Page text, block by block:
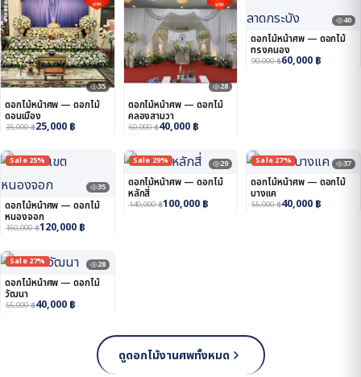
35
ดอกไม้หน้าศพ — ดอกไม้
ดอนเมือง
35,000฿25,000 ฿
28
ดอกไม้หน้าศพ — ดอกไม้
คลองสามวา
60,000฿40,000 ฿
40
ดอกไม้หน้าศพ — ดอกไม้
ทรงคนอง
90,000฿60,000 ฿
Sale 25%
35
ดอกไม้หน้าศพ — ดอกไม้
หนองจอก
160,000฿120,000 ฿
Sale 29% 29
ดอกไม้หน้าศพ — ดอกไม้
หลักสี่
140,000฿100,000 ฿
Sale 27% 37
ดอกไม้หน้าศพ — ดอกไม้
บางแค
55,000฿40,000 ฿
Sale 27% 28
ดอกไม้หน้าศพ — ดอกไม้
วัฒนา
55,000฿40,000 ฿
ดูดอกไม้งานศพทั้งหมด